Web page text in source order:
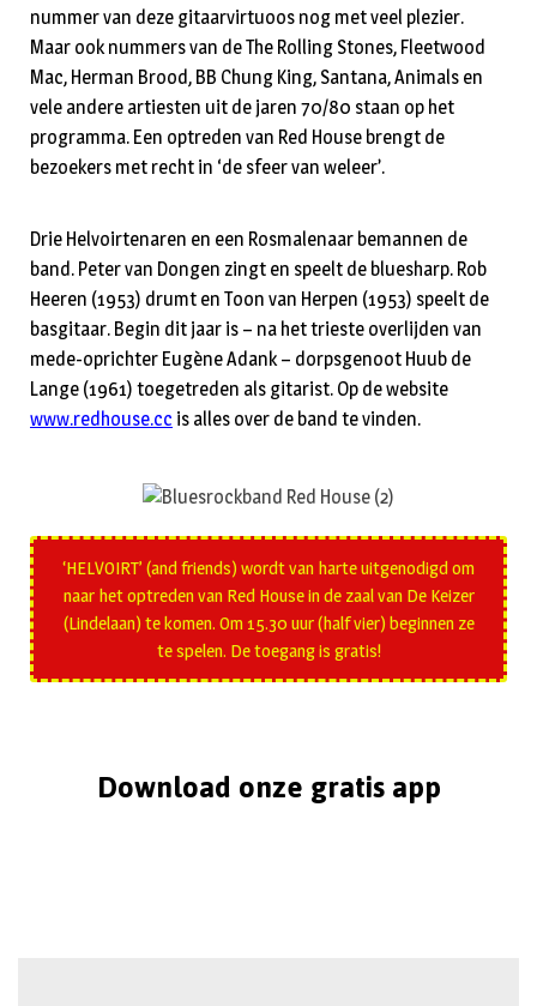
nummer van deze gitaarvirtuoos nog met veel plezier.
Maar ook nummers van de The Rolling Stones, Fleetwood
Mac, Herman Brood, BB Chung King, Santana, Animals en
vele andere artiesten uit de jaren 70/80 staan op het
programma. Een optreden van Red House brengt de
bezoekers met recht in ‘de sfeer van weleer’.
Drie Helvoirtenaren en een Rosmalenaar bemannen de
band. Peter van Dongen zingt en speelt de bluesharp. Rob
Heeren (1953) drumt en Toon van Herpen (1953) speelt de
basgitaar. Begin dit jaar is – na het trieste overlijden van
mede-oprichter Eugène Adank – dorpsgenoot Huub de
Lange (1961) toegetreden als gitarist. Op de website
www.redhouse.cc is alles over de band te vinden.
‘HELVOIRT’ (and friends) wordt van harte uitgenodigd om
naar het optreden van Red House in de zaal van De Keizer
(Lindelaan) te komen. Om 15.30 uur (half vier) beginnen ze
te spelen. De toegang is gratis!
Download onze gratis app